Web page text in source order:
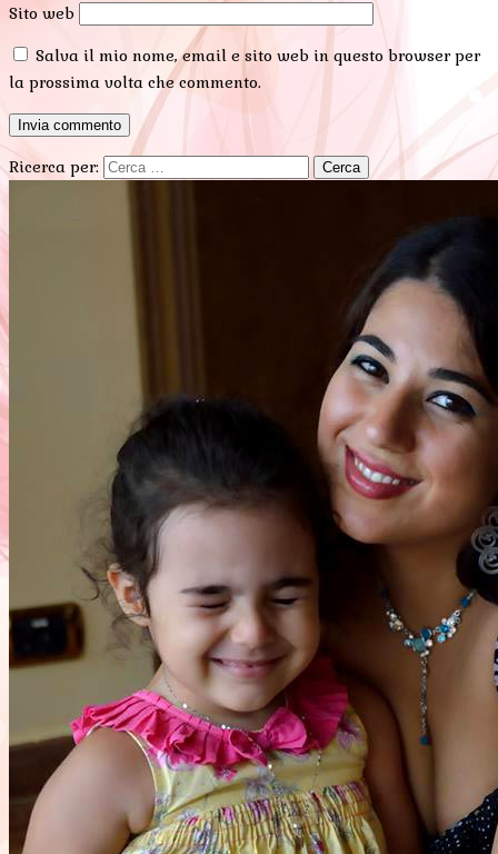
Sito web
Salva il mio nome, email e sito web in questo browser per
la prossima volta che commento.
Ricerca per: